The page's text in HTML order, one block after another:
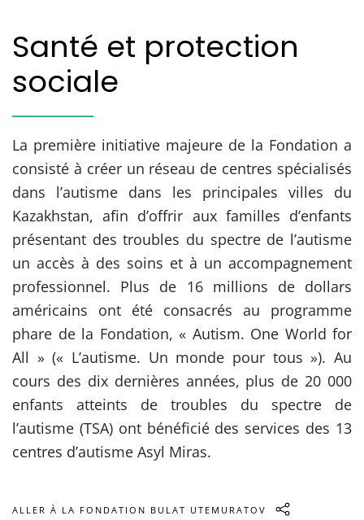
Santé et protection
sociale
La première initiative majeure de la Fondation a
consisté à créer un réseau de centres spécialisés
dans l’autisme dans les principales villes du
Kazakhstan, afin d’offrir aux familles d’enfants
présentant des troubles du spectre de l’autisme
un accès à des soins et à un accompagnement
professionnel. Plus de 16 millions de dollars
américains ont été consacrés au programme
phare de la Fondation, « Autism. One World for
All » (« L’autisme. Un monde pour tous »). Au
cours des dix dernières années, plus de 20 000
enfants atteints de troubles du spectre de
l’autisme (TSA) ont bénéficié des services des 13
centres d’autisme Asyl Miras.
ALLER À LA FONDATION BULAT UTEMURATOV